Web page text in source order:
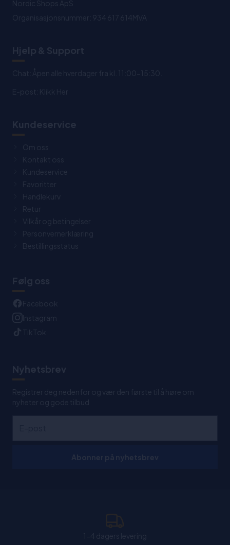
Nordic Shops ApS
Organisasjonsnummer: 934 617 614MVA
Hjelp & Support
Chat: Åpen alle hverdager fra kl. 11:00-15:30.
E-post: Klikk Her
Kundeservice
Om oss
Kontakt oss
Kundeservice
Favoritter
Handlekurv
Retur
Vilkår og betingelser
Personvernerklæring
Bestillingsstatus
Følg oss
Facebook
Instagram
TikTok
Nyhetsbrev
Registrer deg nedenfor og vær den første til å høre om
nyheter og gode tilbud